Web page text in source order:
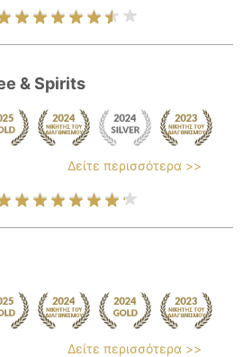
& Spirits
Δείτε περισσότερα >>
Δείτε περισσότερα >>